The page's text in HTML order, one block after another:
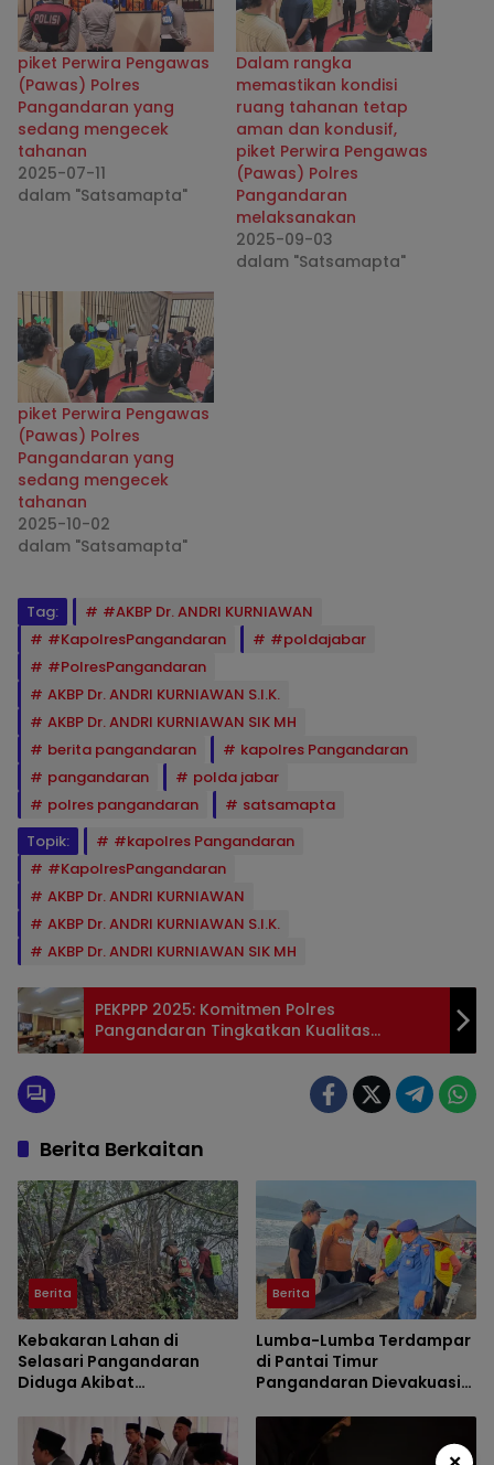
piket Perwira Pengawas
(Pawas) Polres
Pangandaran yang
sedang mengecek
tahanan
2025-07-11
dalam "Satsamapta"
Dalam rangka
memastikan kondisi
ruang tahanan tetap
aman dan kondusif,
piket Perwira Pengawas
(Pawas) Polres
Pangandaran
melaksanakan
2025-09-03
dalam "Satsamapta"
piket Perwira Pengawas
(Pawas) Polres
Pangandaran yang
sedang mengecek
tahanan
2025-10-02
dalam "Satsamapta"
Tag:
#AKBP Dr. ANDRI KURNIAWAN
#KapolresPangandaran
#poldajabar
#PolresPangandaran
AKBP Dr. ANDRI KURNIAWAN S.I.K.
AKBP Dr. ANDRI KURNIAWAN SIK MH
berita pangandaran
kapolres Pangandaran
pangandaran
polda jabar
polres pangandaran
satsamapta
Topik:
#kapolres Pangandaran
#KapolresPangandaran
AKBP Dr. ANDRI KURNIAWAN
AKBP Dr. ANDRI KURNIAWAN S.I.K.
AKBP Dr. ANDRI KURNIAWAN SIK MH
PEKPPP 2025: Komitmen Polres
Pangandaran Tingkatkan Kualitas
Layanan
Berita Berkaitan
Berita
Kebakaran Lahan di
Selasari Pangandaran
Diduga Akibat
Berita
Lumba-Lumba Terdampar
di Pantai Timur
Pangandaran Dievakuasi